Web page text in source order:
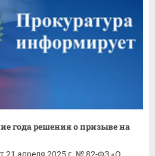
года решения о призыве на